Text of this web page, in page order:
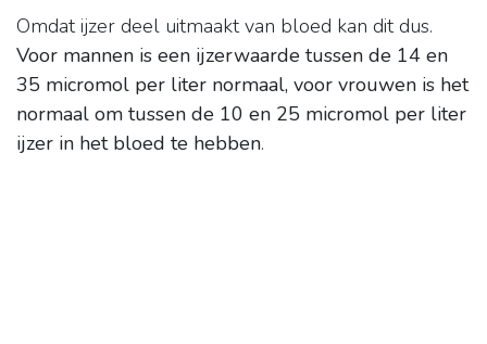
Omdat ijzer deel uitmaakt van bloed kan dit dus.
Voor mannen is een ijzerwaarde tussen de 14 en
35 micromol per liter normaal, voor vrouwen is het
normaal om tussen de 10 en 25 micromol per liter
ijzer in het bloed te hebben.